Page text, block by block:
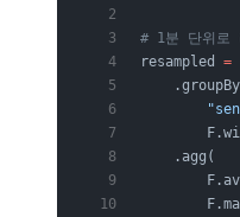
# 1분 단위로
resampled =
    .agg(